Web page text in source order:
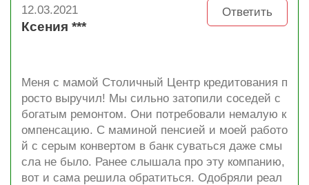
Ответить
12.03.2021
Ксения ***
Меня с мамой Столичный Центр кредитования п
росто выручил! Мы сильно затопили соседей с
богатым ремонтом. Они потребовали немалую к
омпенсацию. С маминой пенсией и моей работо
й с серым конвертом в банк суваться даже смы
сла не было. Ранее слышала про эту компанию,
вот и сама решила обратиться. Одобряли реал